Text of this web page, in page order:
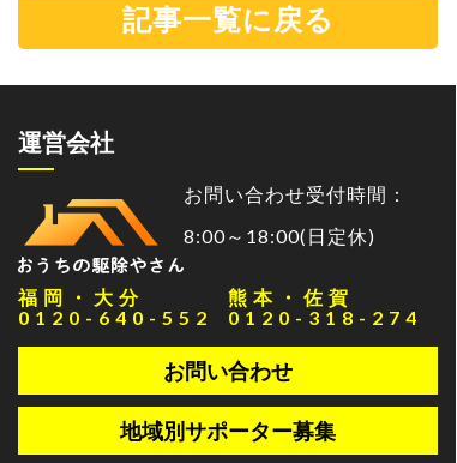
記事一覧に戻る
運営会社
お問い合わせ受付時間：
8:00～18:00(日定休)
福岡・大分
0120-640-552
熊本・佐賀
0120-318-274
お問い合わせ
地域別サポーター募集